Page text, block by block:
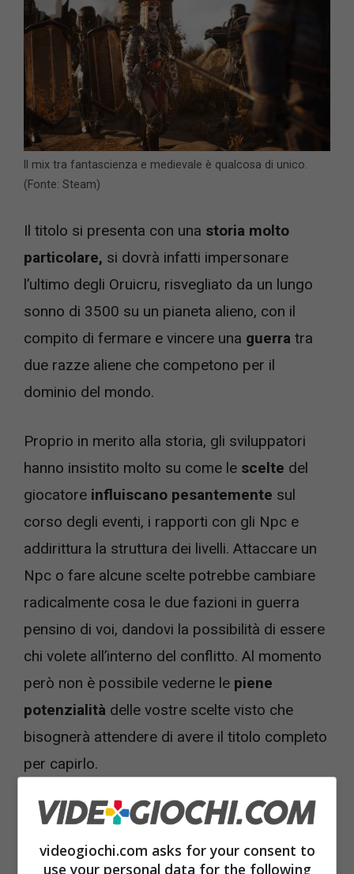
Il mix tra fantascienza e medievale è qualcosa di unico.
(Fonte: Steam)
Il titolo si presenta con una storia molto
particolare, si dovrà infatti impersonare
l’ultimo degli Oruicru, risvegliato da un lungo
sonno di 3500 su un pianeta alieno, con il
compito di fermare e vincere una guerra tra
due razze aliene che competono per il
dominio del mondo.
Proprio in merito alla storia, gli sviluppatori
hanno insistito molto su come le scelte del
giocatore influiscano pesantemente sul
corso degli eventi, i rapporti con gli Npc e
addirittura la struttura dei livelli. Attaccare un
Npc o fare alcune scelte potrebbe cambiare
radicalmente cosa le due fazioni in guerra
pensino di voi, dandovi la possibilità di essere
chi volete all’interno del conflitto. Al momento
però non è possibile vederne le piene
potenzialità delle vostre scelte visto che
bisognerà attendere di avere il titolo completo
per capirlo.
Il gameplay risulta semplice ma efficace,
al divertente sistema di abilità. Nel titolo è
videogiochi.com asks for your consent to
use your personal data for the following